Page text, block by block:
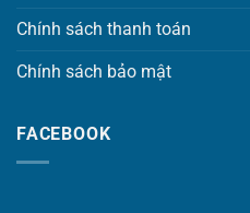
Chính sách thanh toán
Chính sách bảo mật
FACEBOOK